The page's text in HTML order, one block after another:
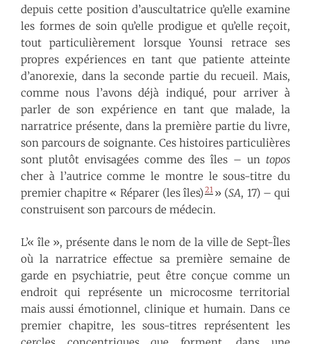
depuis cette position d’auscultatrice qu’elle examine
les formes de soin qu’elle prodigue et qu’elle reçoit,
tout particulièrement lorsque Younsi retrace ses
propres expériences en tant que patiente atteinte
d’anorexie, dans la seconde partie du recueil. Mais,
comme nous l’avons déjà indiqué, pour arriver à
parler de son expérience en tant que malade, la
narratrice présente, dans la première partie du livre,
son parcours de soignante. Ces histoires particulières
sont plutôt envisagées comme des îles – un topos
cher à l’autrice comme le montre le sous-titre du
premier chapitre « Réparer (les îles)21 » (SA, 17) – qui
construisent son parcours de médecin.
L’« île », présente dans le nom de la ville de Sept-Îles
où la narratrice effectue sa première semaine de
garde en psychiatrie, peut être conçue comme un
endroit qui représente un microcosme territorial
mais aussi émotionnel, clinique et humain. Dans ce
premier chapitre, les sous-titres représentent les